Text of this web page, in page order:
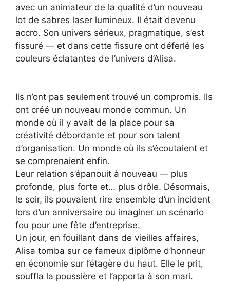
avec un animateur de la qualité d’un nouveau
lot de sabres laser lumineux. Il était devenu
accro. Son univers sérieux, pragmatique, s’est
fissuré — et dans cette fissure ont déferlé les
couleurs éclatantes de l’univers d’Alisa.
Ils n’ont pas seulement trouvé un compromis. Ils
ont créé un nouveau monde commun. Un
monde où il y avait de la place pour sa
créativité débordante et pour son talent
d’organisation. Un monde où ils s’écoutaient et
se comprenaient enfin.
Leur relation s’épanouit à nouveau — plus
profonde, plus forte et… plus drôle. Désormais,
le soir, ils pouvaient rire ensemble d’un incident
lors d’un anniversaire ou imaginer un scénario
fou pour une fête d’entreprise.
Un jour, en fouillant dans de vieilles affaires,
Alisa tomba sur ce fameux diplôme d’honneur
en économie sur l’étagère du haut. Elle le prit,
souffla la poussière et l’apporta à son mari.